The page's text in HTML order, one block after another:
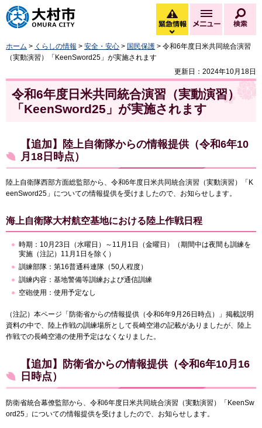
大村市
緊急情報
緊急情報を開く
メニュー
ホーム > くらしの情報 > 安全・安心 > 国民保護 > 令和6年度日米共同統合演習
（実動演習）「KeenSword25」が実施されます
更新日：2024年10月18日
令和6年度日米共同統合演習（実動演習）
「KeenSword25」が実施されます
【追加】陸上自衛隊からの情報提供（令和6年10
月18日時点）
陸上自衛隊西部方面総監部から、令和6年度日米共同統合演習（実動演習）「K
eenSword25」についての情報提供を受けましたので、お知らせします。
海上自衛隊大村航空基地における陸上作戦日程
時期：10月23日（水曜日）～11月1日（金曜日）（期間中は夜間も訓練を
実施（注記）11月1日を除く）
訓練部隊：第16普通科連隊（50人程度）
訓練内容：基地警備等訓練および通信訓練
空砲使用：使用予定なし
（注記）本ページ「防衛省からの情報提供（令和6年9月26日時点）」掲載説明
資料の中で、陸上作戦の訓練場所として長崎空港の記載がありましたが、陸上
作戦での長崎空港の使用予定はなくなりました。
【追加】防衛省からの情報提供（令和6年10月16
日時点）
防衛省統合幕僚監部から、令和6年度日米共同統合演習（実動演習）「KeenSw
ord25」についての情報提供を受けましたので、お知らせします。